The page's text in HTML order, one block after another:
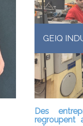
GEIQ
Des
regroupent